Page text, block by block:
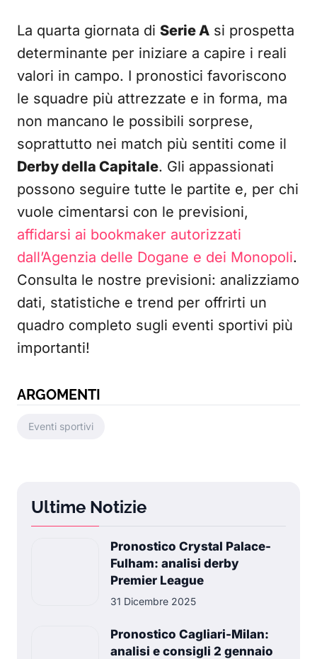
La quarta giornata di Serie A si prospetta
determinante per iniziare a capire i reali
valori in campo. I pronostici favoriscono
le squadre più attrezzate e in forma, ma
non mancano le possibili sorprese,
soprattutto nei match più sentiti come il
Derby della Capitale. Gli appassionati
possono seguire tutte le partite e, per chi
vuole cimentarsi con le previsioni,
affidarsi ai bookmaker autorizzati
dall’Agenzia delle Dogane e dei Monopoli.
Consulta le nostre previsioni: analizziamo
dati, statistiche e trend per offrirti un
quadro completo sugli eventi sportivi più
importanti!
ARGOMENTI
Eventi sportivi
Ultime Notizie
Pronostico Crystal Palace-
Fulham: analisi derby
Premier League
31 Dicembre 2025
Pronostico Cagliari-Milan:
analisi e consigli 2 gennaio